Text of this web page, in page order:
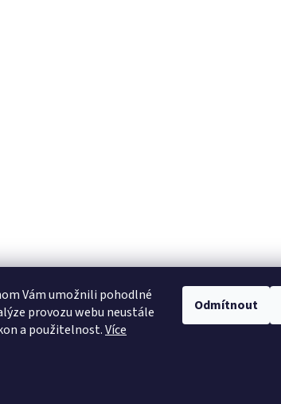
Vám umožnili pohodlné
provozu webu neustále
a použitelnost.Více
Odmítnout
Heureka.cz
cookies